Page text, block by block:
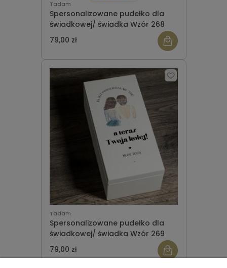
Tadam
Spersonalizowane pudełko dla
świadkowej/ świadka Wzór 268
79,00 zł
Tadam
Spersonalizowane pudełko dla
świadkowej/ świadka Wzór 269
79,00 zł